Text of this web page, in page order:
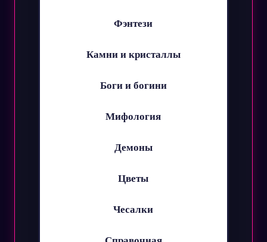
Фэнтези
Камни и кристаллы
Боги и богини
Мифология
Демоны
Цветы
Чесалки